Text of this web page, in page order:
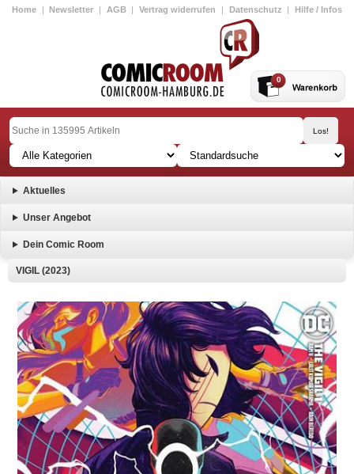
Home | Newsletter | AGB | Vertrag widerrufen | Datenschutz | Hilfe / Infos
0
Aktuelles
Unser Angebot
Dein Comic Room
VIGIL (2023)